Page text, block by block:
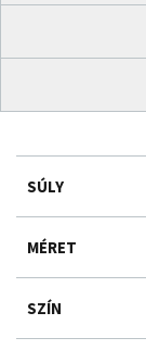
SÚLY
MÉRET
SZÍN